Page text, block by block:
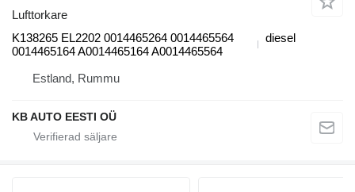
Lufttorkare
K138265 EL2202 0014465264 0014465564
0014465164 A0014465164 A0014465564
diesel
Estland, Rummu
KB AUTO EESTI OÜ